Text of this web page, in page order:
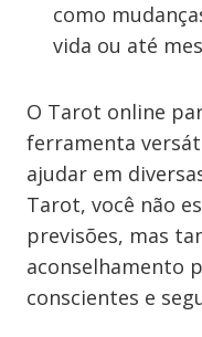
como
vida ou até
O Tarot online
ferramenta
ajudar em
Tarot, você não
previsões, mas
aconselhamento
conscientes e